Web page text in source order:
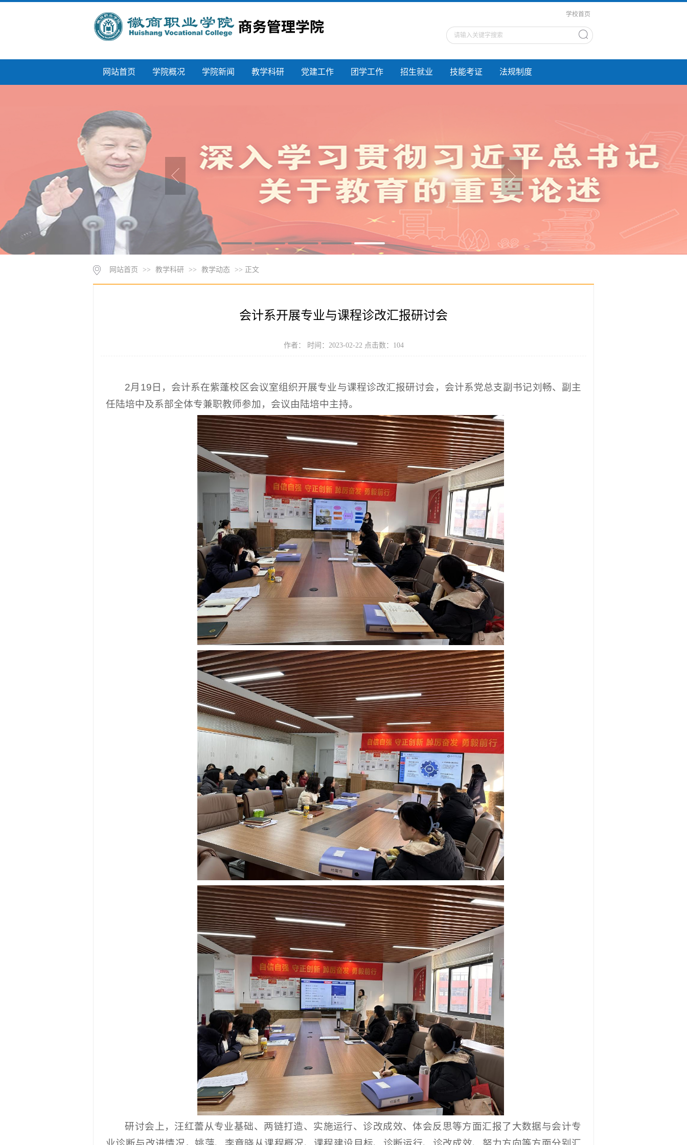
学校首页
网站首页 学院概况 学院新闻 教学科研 党建工作 团学工作 招生就业 技能考证 法规制度
网站首页 >> 教学科研 >> 教学动态 >> 正文
会计系开展专业与课程诊改汇报研讨会
作者： 时间：2023-02-22 点击数： 104
2月19日，会计系在紫蓬校区会议室组织开展专业与课程诊改汇报研讨会，会计系党总支副书记刘畅、副主
任陆培中及系部全体专兼职教师参加，会议由陆培中主持。
研讨会上，汪红蕾从专业基础、两链打造、实施运行、诊改成效、体会反思等方面汇报了大数据与会计专